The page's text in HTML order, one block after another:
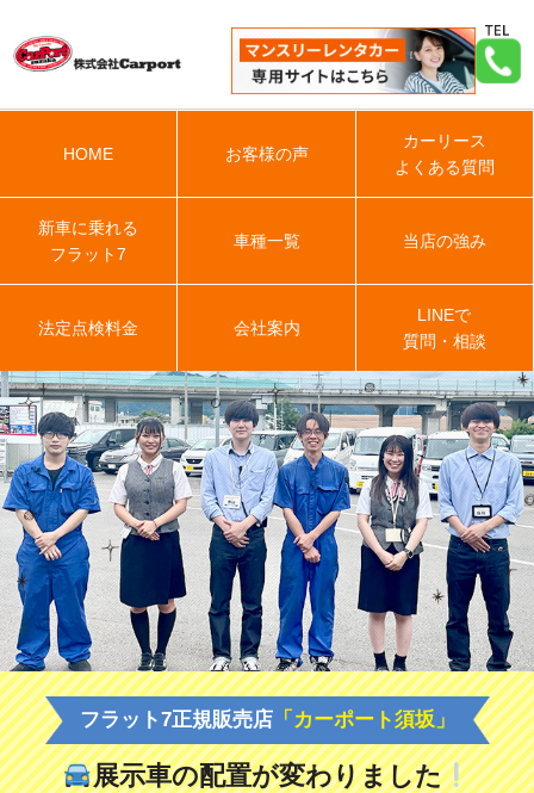
HOME お客様の声
カーリース
よくある質問
新車に乗れる
フラット7
車種一覧 当店の強み
法定点検料金 会社案内
LINEで
質問・相談
フラット7正規販売店「カーポート須坂」
展示車の配置が変わりました